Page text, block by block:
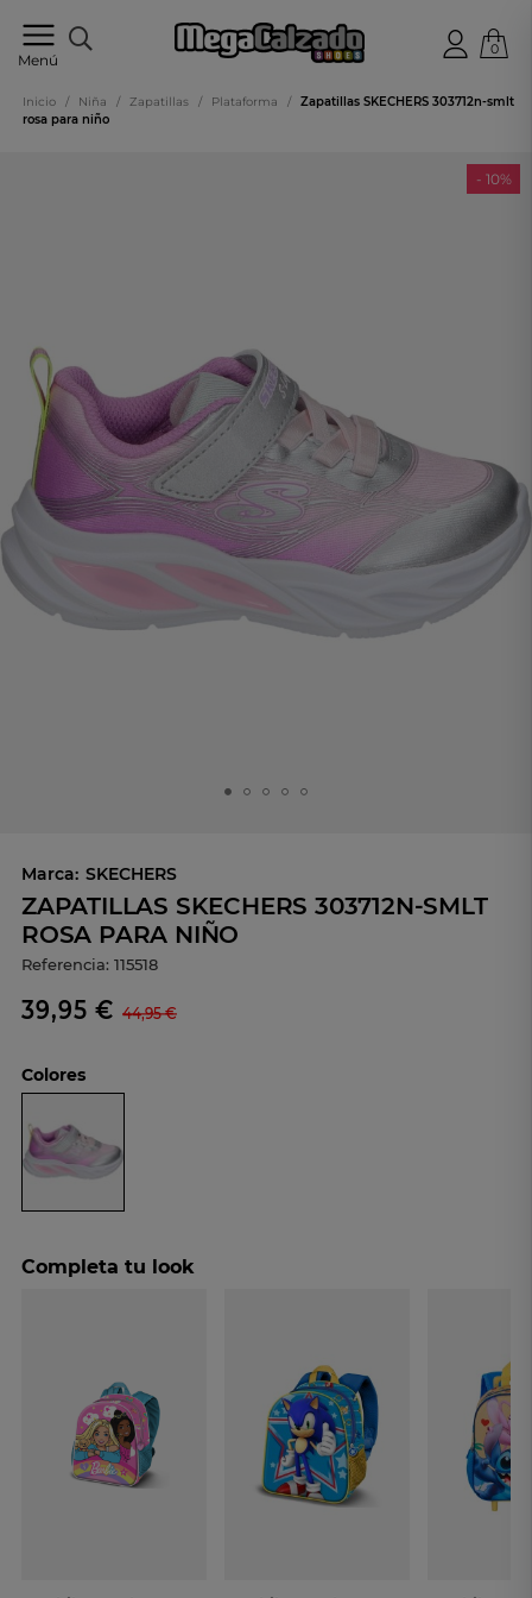
Menú
online
0
Inicio / Niña / Zapatillas / Plataforma /
Zapatillas SKECHERS 303712n-smlt
rosa para niño
- 10%
Marca: SKECHERS
ZAPATILLAS SKECHERS 303712N-SMLT
ROSA PARA NIÑO
Referencia: 115518
39,95 € 44,95 €
Colores
Completa tu look